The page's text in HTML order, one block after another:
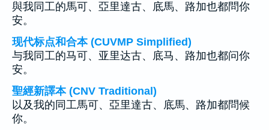
與我同工的馬可、亞里達古、底馬、路加也都問你
安。
现代标点和合本 (CUVMP Simplified)
与我同工的马可、亚里达古、底马、路加也都问你
安。
聖經新譯本 (CNV Traditional)
以及我的同工馬可、亞里達古、底馬、路加都問候
你。